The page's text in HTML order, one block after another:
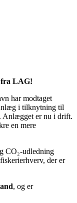
fra LAG!
har modtaget
i tilknytning til
Anlægget er nu i drift.
en mere
CO₂‑udledning
der er
, og er